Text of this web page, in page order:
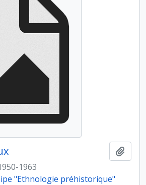
1963
"Ethnologie préhistorique"